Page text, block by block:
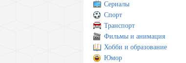
Сериалы
Спорт
Транспорт
Фильмы и анимация
Хобби и образование
Юмор